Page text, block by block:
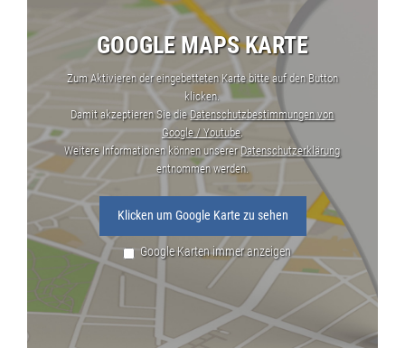
GOOGLE MAPS KARTE
Zum Aktivieren der eingebetteten Karte bitte auf den Button
klicken.
Damit akzeptieren Sie dieDatenschutzbestimmungen von
Google / Youtube.
Weitere Informationen können unsererDatenschutzerklärung
entnommen werden.
Klicken um Google Karte zu sehen
Google Karten immer anzeigen